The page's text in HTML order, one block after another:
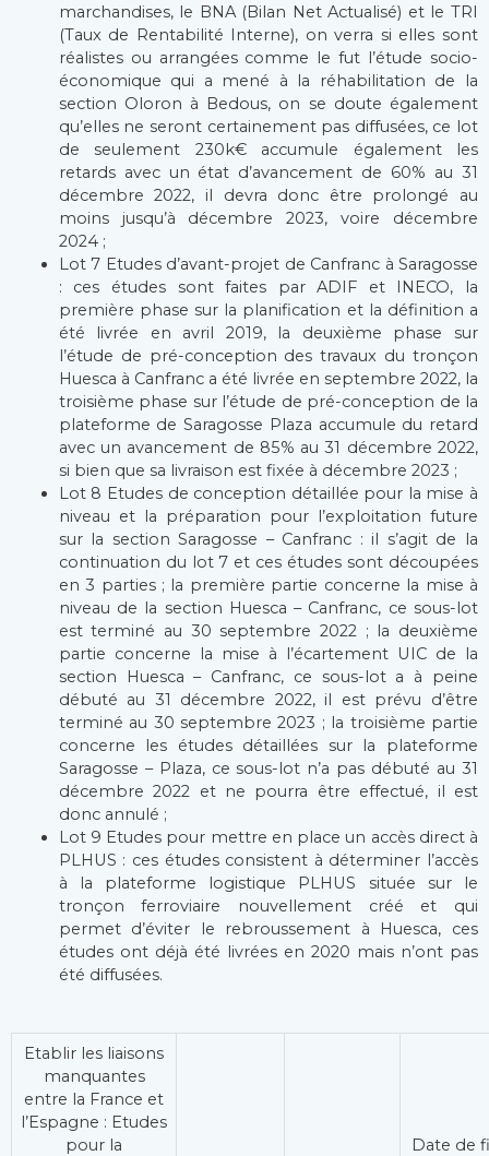
marchandises, le BNA (Bilan Net Actualisé) et le TRI
(Taux de Rentabilité Interne), on verra si elles sont
réalistes ou arrangées comme le fut l’étude socio-
économique qui a mené à la réhabilitation de la
section Oloron à Bedous, on se doute également
qu’elles ne seront certainement pas diffusées, ce lot
de seulement 230k€ accumule également les
retards avec un état d’avancement de 60% au 31
décembre 2022, il devra donc être prolongé au
moins jusqu’à décembre 2023, voire décembre
2024 ;
Lot 7 Etudes d’avant-projet de Canfranc à Saragosse
: ces études sont faites par ADIF et INECO, la
première phase sur la planification et la définition a
été livrée en avril 2019, la deuxième phase sur
l’étude de pré-conception des travaux du tronçon
Huesca à Canfranc a été livrée en septembre 2022, la
troisième phase sur l’étude de pré-conception de la
plateforme de Saragosse Plaza accumule du retard
avec un avancement de 85% au 31 décembre 2022,
si bien que sa livraison est fixée à décembre 2023 ;
Lot 8 Etudes de conception détaillée pour la mise à
niveau et la préparation pour l’exploitation future
sur la section Saragosse – Canfranc : il s’agit de la
continuation du lot 7 et ces études sont découpées
en 3 parties ; la première partie concerne la mise à
niveau de la section Huesca – Canfranc, ce sous-lot
est terminé au 30 septembre 2022 ; la deuxième
partie concerne la mise à l’écartement UIC de la
section Huesca – Canfranc, ce sous-lot a à peine
débuté au 31 décembre 2022, il est prévu d’être
terminé au 30 septembre 2023 ; la troisième partie
concerne les études détaillées sur la plateforme
Saragosse – Plaza, ce sous-lot n’a pas débuté au 31
décembre 2022 et ne pourra être effectué, il est
donc annulé ;
Lot 9 Etudes pour mettre en place un accès direct à
PLHUS : ces études consistent à déterminer l’accès
à la plateforme logistique PLHUS située sur le
tronçon ferroviaire nouvellement créé et qui
permet d’éviter le rebroussement à Huesca, ces
études ont déjà été livrées en 2020 mais n’ont pas
été diffusées.
Etablir les liaisons
manquantes
entre la France et
l’Espagne : Etudes
pour la
Date de